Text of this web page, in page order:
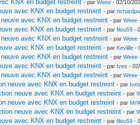
KNX en budget restreint - parWeee - 02/10/
avec KNX en budget restreint - par
avec KNX en budget restreint - parWeee
avec KNX en budget restreint - parfilou59 -
avec KNX en budget restreint - parWeee
avec KNX en budget restreint - par Kevlille -
avec KNX en budget restreint - parWeee
avec KNX en budget restreint - par Ives -
avec KNX en budget restreint - parWeee
neuve avec KNX en budget restreint - par Ives
neuve avec KNX en budget restreint - par
neuve avec KNX en budget restreint - par
neuve avec KNX en budget restreint - par
avec KNX en budget restreint - parfilou59 -